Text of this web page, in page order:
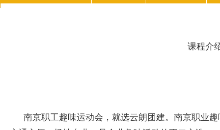
课程介
南京职工趣味运动会，就选云朗团建。南京职业